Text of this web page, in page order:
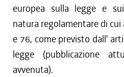
europea sulla legge e
natura regolamentare di
e 76, come previsto dall'
legge (pubblicazione
avvenuta).